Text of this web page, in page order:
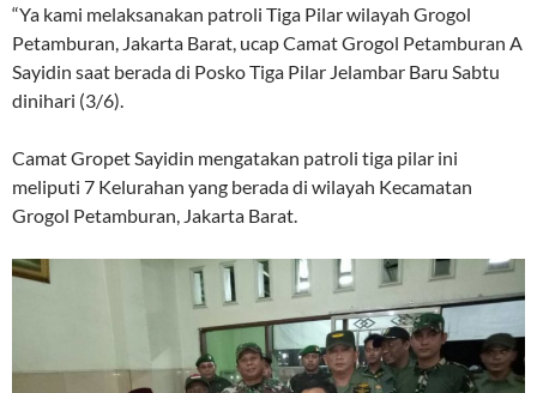
“Ya kami melaksanakan patroli Tiga Pilar wilayah Grogol
Petamburan, Jakarta Barat, ucap Camat Grogol Petamburan A
Sayidin saat berada di Posko Tiga Pilar Jelambar Baru Sabtu
dinihari (3/6).
Camat Gropet Sayidin mengatakan patroli tiga pilar ini
meliputi 7 Kelurahan yang berada di wilayah Kecamatan
Grogol Petamburan, Jakarta Barat.